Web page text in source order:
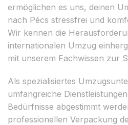
ermöglichen es uns, deinen
nach Pécs stressfrei und
Wir kennen die
internationalen Umzug
mit unserem Fachwissen zur
Als spezialisiertes
umfangreiche
Bedürfnisse abgestimmt
professionellen Verpackung